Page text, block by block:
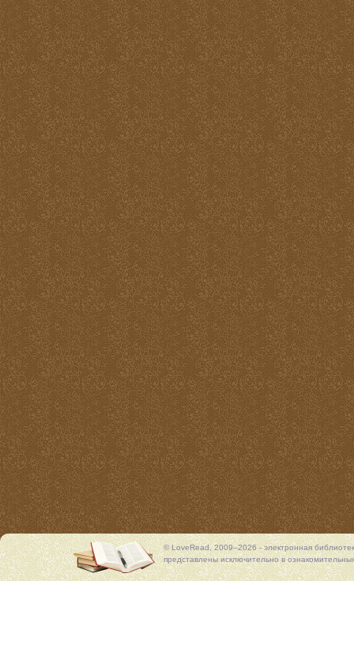
© LoveRead, 2009–2026 - электронная
представлены исключительно в